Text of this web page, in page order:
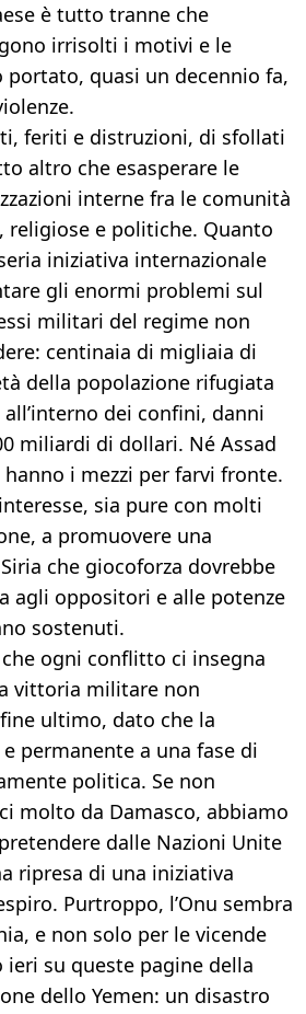
è tutto tranne che
irrisolti i motivi e le
quasi un decennio fa,
feriti e distruzioni, di sfollati
altro che esasperare le
interne fra le comunità
religiose e politiche. Quanto
iniziativa internazionale
gli enormi problemi sul
militari del regime non
centinaia di migliaia di
della popolazione rifugiata
dei confini, danni
miliardi di dollari. Né Assad
i mezzi per farvi fronte.
sia pure con molti
a promuovere una
che giocoforza dovrebbe
agli oppositori e alle potenze
sostenuti.
che ogni conflitto ci insegna
vittoria militare non
ultimo, dato che la
permanente a una fase di
politica. Se non
molto da Damasco, abbiamo
dalle Nazioni Unite
ripresa di una iniziativa
Purtroppo, l’Onu sembra
e non solo per le vicende
ieri su queste pagine della
dello Yemen: un disastro